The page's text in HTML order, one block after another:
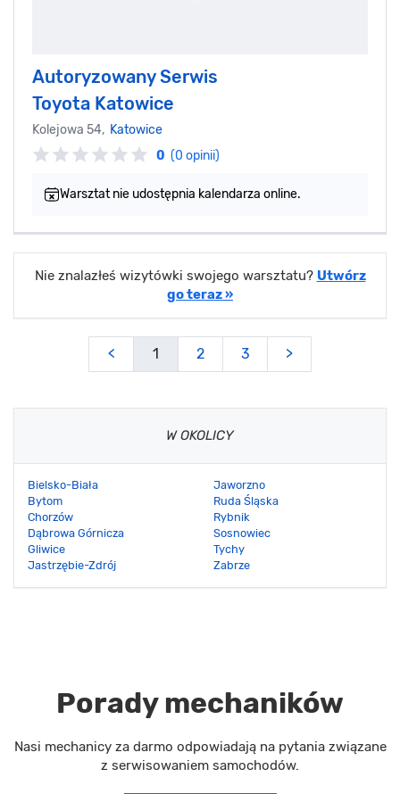
Autoryzowany Serwis
Toyota Katowice
Kolejowa 54, Katowice
0 (0 opinii)
Warsztat nie udostępnia kalendarza online.
Nie znalazłeś wizytówki swojego warsztatu? Utwórz
go teraz »
< 1 2 3 >
W OKOLICY
Bielsko-Biała
Bytom
Chorzów
Dąbrowa Górnicza
Gliwice
Jastrzębie-Zdrój
Jaworzno
Ruda Śląska
Rybnik
Sosnowiec
Tychy
Zabrze
Porady mechaników
Nasi mechanicy za darmo odpowiadają na pytania związane
z serwisowaniem samochodów.